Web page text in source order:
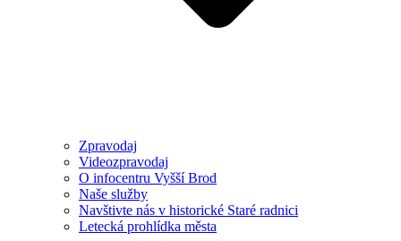
Zpravodaj
Videozpravodaj
O infocentru Vyšší Brod
Naše služby
Navštivte nás v historické Staré radnici
Letecká prohlídka města